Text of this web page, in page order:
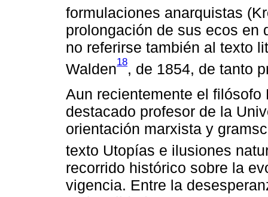
formulaciones anarquistas
prolongación de sus ecos en
no referirse también al texto
Walden18, de 1854, de tanto
Aun recientemente el filósofo
destacado profesor de la
orientación marxista y
texto Utopías e ilusiones
recorrido histórico sobre la
vigencia. Entre la